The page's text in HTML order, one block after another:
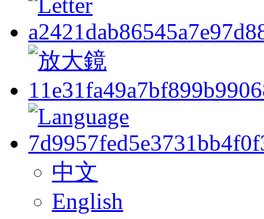
中文
English